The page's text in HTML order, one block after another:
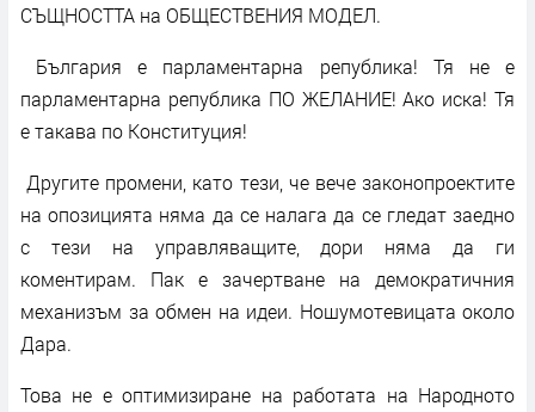
СЪЩНОСТТА на ОБЩЕСТВЕНИЯ МОДЕЛ.
България е парламентарна република! Тя не е
парламентарна република ПО ЖЕЛАНИЕ! Ако иска! Тя
е такава по Конституция!
Другите промени, като тези, че вече законопроектите
на опозицията няма да се налага да се гледат заедно
с тези на управляващите, дори няма да ги
коментирам. Пак е зачертване на демократичния
механизъм за обмен на идеи. Ношумотевицата около
Дара.
Това не е оптимизиране на работата на Народното